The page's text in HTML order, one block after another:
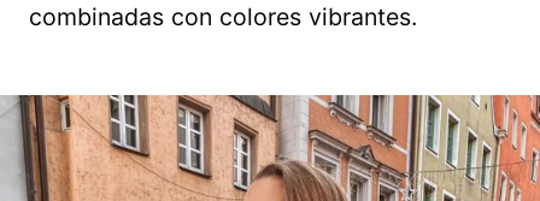
combinadas con colores vibrantes.